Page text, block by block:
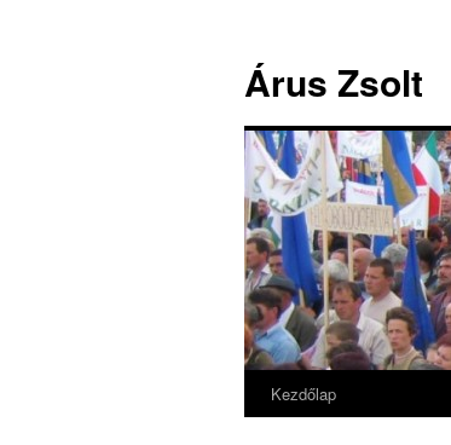
Árus Zsolt
Kilépés
Kezdőlap